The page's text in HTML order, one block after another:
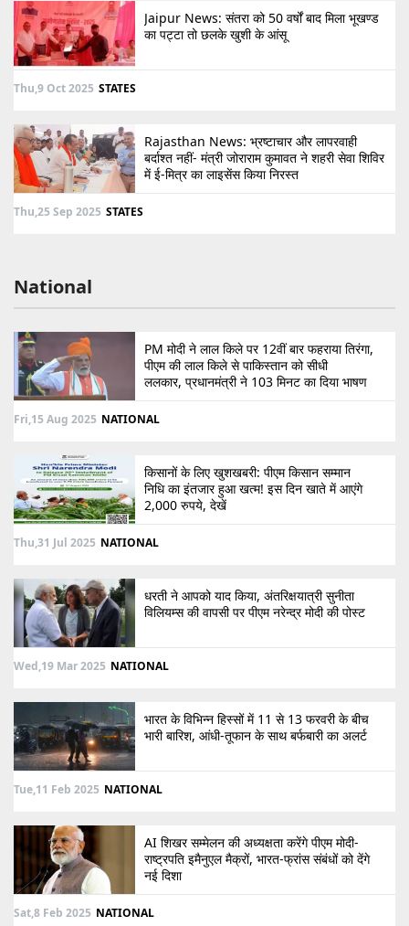
Jaipur News: संतरा को 50 वर्षों बाद मिला भूखण्ड
का पट्टा तो छलके खुशी के आंसू
Thu,9 Oct 2025 STATES
Rajasthan News: भ्रष्टाचार और लापरवाही
बर्दाश्त नहीं- मंत्री जोराराम कुमावत ने शहरी सेवा शिविर
में ई-मित्र का लाइसेंस किया निरस्त
Thu,25 Sep 2025 STATES
National
PM मोदी ने लाल किले पर 12वीं बार फहराया तिरंगा,
पीएम की लाल किले से पाकिस्तान को सीधी
ललकार, प्रधानमंत्री ने 103 मिनट का दिया भाषण
Fri,15 Aug 2025 NATIONAL
किसानों के लिए खुशखबरी: पीएम किसान सम्मान
निधि का इंतजार हुआ खत्म! इस दिन खाते में आएंगे
2,000 रुपये, देखें
Thu,31 Jul 2025 NATIONAL
धरती ने आपको याद किया, अंतरिक्षयात्री सुनीता
विलियम्स की वापसी पर पीएम नरेन्द्र मोदी की पोस्ट
Wed,19 Mar 2025 NATIONAL
भारत के विभिन्न हिस्सों में 11 से 13 फरवरी के बीच
भारी बारिश, आंधी-तूफान के साथ बर्फबारी का अलर्ट
Tue,11 Feb 2025 NATIONAL
AI शिखर सम्मेलन की अध्यक्षता करेंगे पीएम मोदी-
राष्ट्रपति इमैनुएल मैक्रों, भारत-फ्रांस संबंधों को देंगे
नई दिशा
Sat,8 Feb 2025 NATIONAL